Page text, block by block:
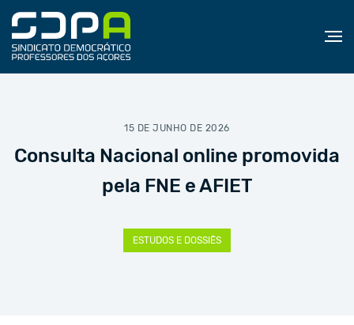
15 DE JUNHO DE 2026
Consulta Nacional online promovida
pela FNE e AFIET
ESTUDOS E DOSSIÊS